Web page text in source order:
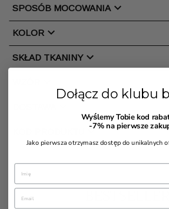
SPOSÓB MOCOWANIAchevron_right
KOLOR chevron_right
SKŁAD TKANINYchevron_right
chevron_right
Dołącz do klubu
Wyślemy Tobie kod
-7%na pierwsze
Jako pierwsza otrzymasz dostęp do unikalnych